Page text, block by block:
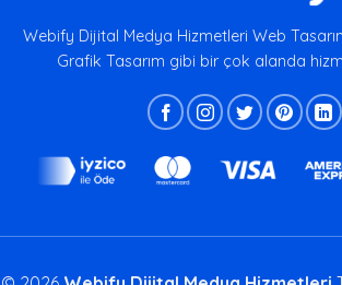
Webify Dijital Medya Hizmetleri Web
Grafik Tasarım gibi bir çok alanda